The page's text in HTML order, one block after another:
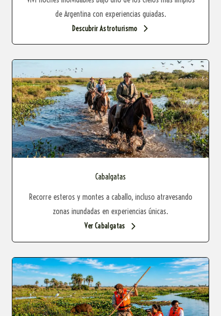
de Argentina con experiencias guiadas.
Descubrir Astroturismo
Cabalgatas
Recorre esteros y montes a caballo, incluso atravesando
zonas inundadas en experiencias únicas.
Ver Cabalgatas